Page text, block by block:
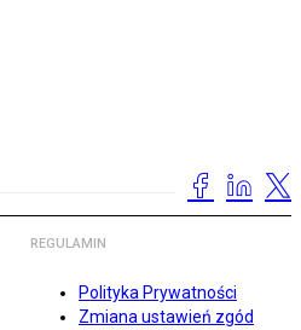
REGULAMIN
Polityka Prywatności
Zmiana ustawień zgód